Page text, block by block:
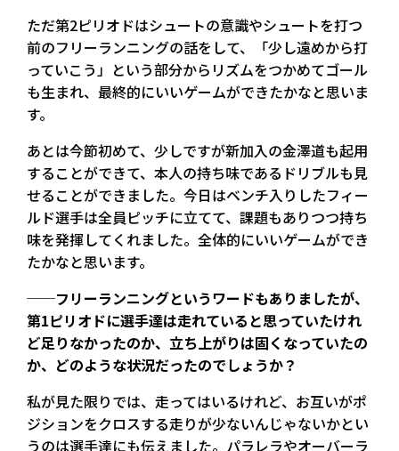
ただ第2ピリオドはシュートの意識やシュートを打つ
前のフリーランニングの話をして、「少し遠めから打
っていこう」という部分からリズムをつかめてゴール
も生まれ、最終的にいいゲームができたかなと思いま
す。
あとは今節初めて、少しですが新加入の金澤道も起用
することができて、本人の持ち味であるドリブルも見
せることができました。今日はベンチ入りしたフィー
ルド選手は全員ピッチに立てて、課題もありつつ持ち
味を発揮してくれました。全体的にいいゲームができ
たかなと思います。
──フリーランニングというワードもありましたが、
第1ピリオドに選手達は走れていると思っていたけれ
ど足りなかったのか、立ち上がりは固くなっていたの
か、どのような状況だったのでしょうか？
私が見た限りでは、走ってはいるけれど、お互いがポ
ジションをクロスする走りが少ないんじゃないかとい
うのは選手達にも伝えました。パラレラやオーバーラ